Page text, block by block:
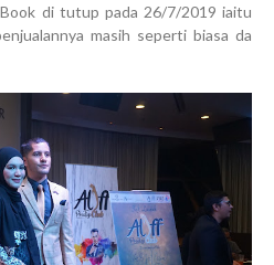
Book di tutup pada 26/7/2019 iaitu
masih seperti biasa da